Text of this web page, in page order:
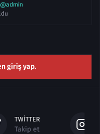
@admin
giriş yap.
TWITTER
Takip et